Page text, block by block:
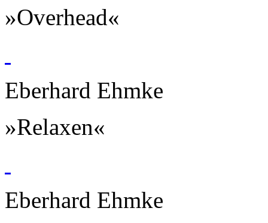
»Overhead«
Eberhard Ehmke
»Relaxen«
Eberhard Ehmke